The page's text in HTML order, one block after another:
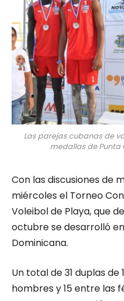
Las parejas cubanas de
medallas de Punta
Con las discusiones de
miércoles el Torneo
Voleibol de Playa, que
octubre se desarrolló
Dominicana.
Un total de 31 duplas de
hombres y 15 entre las